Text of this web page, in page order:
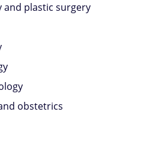
and plastic surgery
obstetrics